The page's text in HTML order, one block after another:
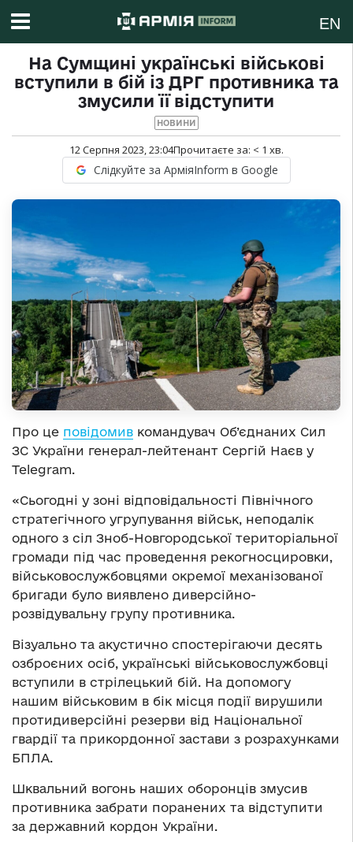
EN
На Сумщині українські військові
вступили в бій із ДРГ противника та
змусили її відступити
НОВИНИ
12 Серпня 2023, 23:04Прочитаєте за: < 1 хв.
Слідкуйте за АрміяInform в Google
Про це повідомив командувач Об’єднаних Сил
ЗС України генерал-лейтенант Сергій Наєв у
Telegram.
«Сьогодні у зоні відповідальності Північного
стратегічного угрупування військ, неподалік
одного з сіл Зноб-Новгородської територіальної
громади під час проведення рекогносцировки,
військовослужбовцями окремої механізованої
бригади було виявлено диверсійно-
розвідувальну групу противника.
Візуально та акустично спостерігаючи десять
озброєних осіб, українські військовослужбовці
вступили в стрілецький бій. На допомогу
нашим військовим в бік місця події вирушили
протидиверсійні резерви від Національної
гвардії та прикордонної застави з розрахунками
БПЛА.
Шквальний вогонь наших оборонців змусив
противника забрати поранених та відступити
за державний кордон України.